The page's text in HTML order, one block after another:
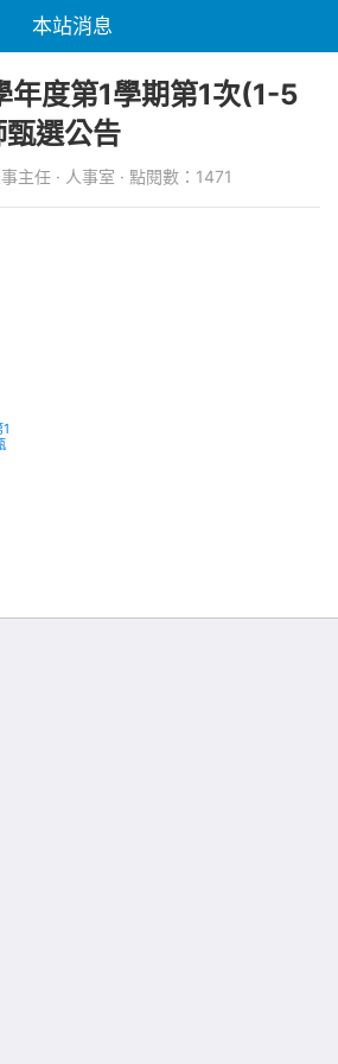
本站消息
年度第1學期第1次(1-5
選公告
主任 · 人事室 · 點閱數：1471